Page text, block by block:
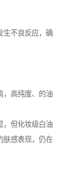
生不良反应，确
，高纯度、的油
，但化妆级白油
肤感表现，仍在